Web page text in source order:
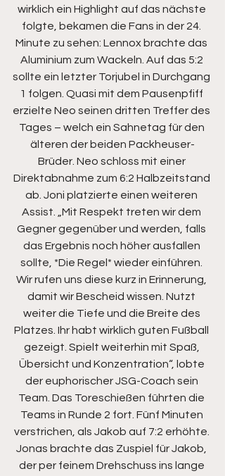
wirklich ein Highlight auf das nächste
folgte, bekamen die Fans in der 24.
Minute zu sehen: Lennox brachte das
Aluminium zum Wackeln. Auf das 5:2
sollte ein letzter Torjubel in Durchgang
1 folgen. Quasi mit dem Pausenpfiff
erzielte Neo seinen dritten Treffer des
Tages – welch ein Sahnetag für den
älteren der beiden Packheuser-
Brüder. Neo schloss mit einer
Direktabnahme zum 6:2 Halbzeitstand
ab. Joni platzierte einen weiteren
Assist. „Mit Respekt treten wir dem
Gegner gegenüber und werden, falls
das Ergebnis noch höher ausfallen
sollte, *Die Regel* wieder einführen.
Wir rufen uns diese kurz in Erinnerung,
damit wir Bescheid wissen. Nutzt
weiter die Tiefe und die Breite des
Platzes. Ihr habt wirklich guten Fußball
gezeigt. Spielt weiterhin mit Spaß,
Übersicht und Konzentration“, lobte
der euphorischer JSG-Coach sein
Team. Das Toreschießen führten die
Teams in Runde 2 fort. Fünf Minuten
verstrichen, als Jakob auf 7:2 erhöhte.
Jonas brachte das Zuspiel für Jakob,
der per feinem Drehschuss ins lange